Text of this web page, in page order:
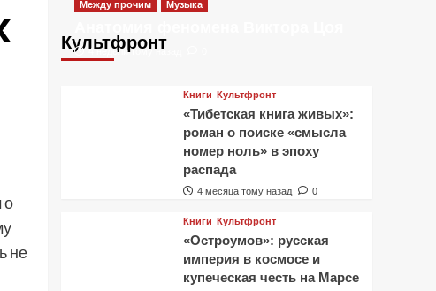
о
не
Культфронт
Между прочим
Музыка
4 недели тому назад
Книги Культфронт
«Тибетская книга живых»:
роман о поиске «смысла
номер ноль» в эпоху
распада
4 месяца тому назад 0
Книги Культфронт
«Остроумов»: русская
империя в космосе и
купеческая честь на Марсе